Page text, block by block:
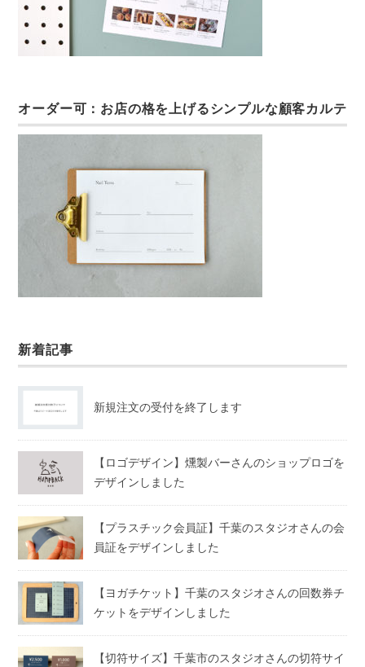
オーダー可：お店の格を上げるシンプルな顧客カルテ
新着記事
新規注文の受付を終了します
【ロゴデザイン】燻製バーさんのショップロゴを
デザインしました
【プラスチック会員証】千葉のスタジオさんの会
員証をデザインしました
【ヨガチケット】千葉のスタジオさんの回数券チ
ケットをデザインしました
【切符サイズ】千葉市のスタジオさんの切符サイ